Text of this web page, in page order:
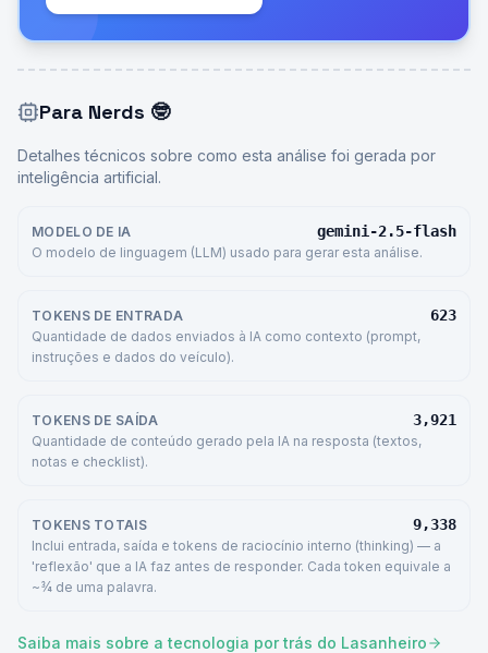
Para Nerds 🤓
Detalhes técnicos sobre como esta análise foi gerada por
inteligência artificial.
MODELO DE IA gemini-2.5-flash
O modelo de linguagem (LLM) usado para gerar esta análise.
TOKENS DE ENTRADA 623
Quantidade de dados enviados à IA como contexto (prompt,
instruções e dados do veículo).
TOKENS DE SAÍDA 3,921
Quantidade de conteúdo gerado pela IA na resposta (textos,
notas e checklist).
TOKENS TOTAIS 9,338
Inclui entrada, saída e tokens de raciocínio interno (thinking) — a
'reflexão' que a IA faz antes de responder. Cada token equivale a
~¾ de uma palavra.
Saiba mais sobre a tecnologia por trás do Lasanheiro